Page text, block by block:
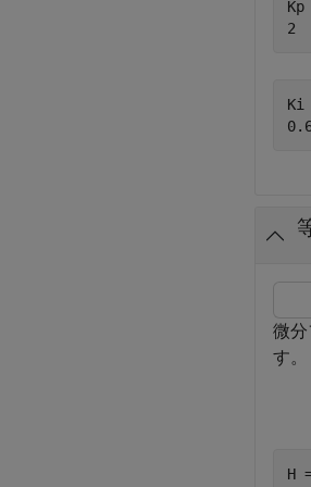
Kp
Ki
微
す。
H